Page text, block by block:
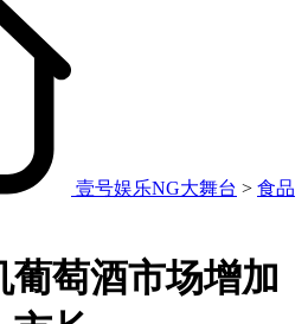
壹号娱乐NG大舞台 > 食品
葡萄酒市场增加